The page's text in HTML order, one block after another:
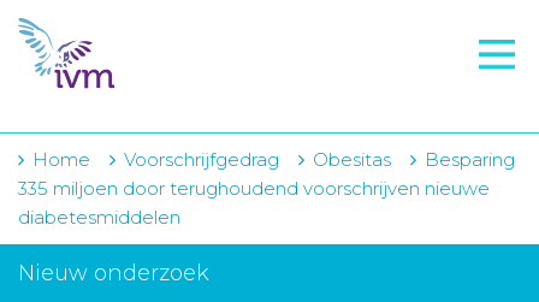
VMI
FTO voorbereiding
IVM-academie
Zorginstellingen
Home Voorschrijfgedrag Obesitas
Besparing
335 miljoen door terughoudend voorschrijven nieuwe
diabetesmiddelen
Nieuw onderzoek